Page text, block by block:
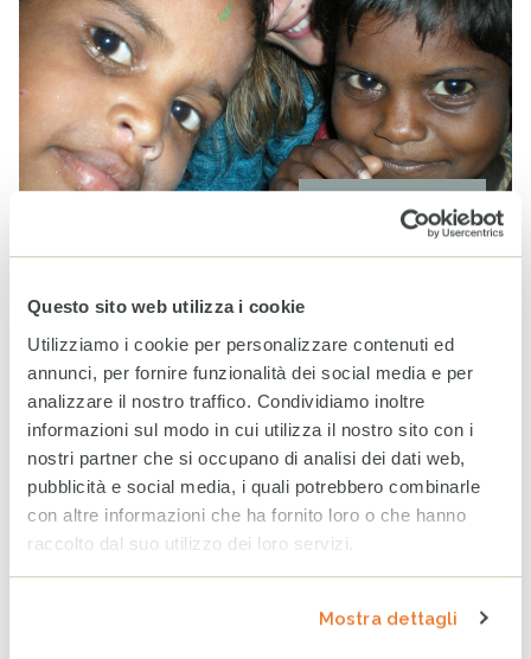
Questo sito web utilizza i cookie
Utilizziamo i cookie per personalizzare contenuti ed
annunci, per fornire funzionalità dei social media e per
analizzare il nostro traffico. Condividiamo inoltre
informazioni sul modo in cui utilizza il nostro sito con i
nostri partner che si occupano di analisi dei dati web,
pubblicità e social media, i quali potrebbero combinarle
con altre informazioni che ha fornito loro o che hanno
raccolto dal suo utilizzo dei loro servizi.
Mostra dettagli
Può un mezzo di trasporto pubblico essere luogo di
continua
Nasce il primo museo virtuale della
migrazione
PUBBLICATO
NOTIZIE DI CESVI